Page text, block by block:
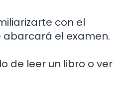
con el
el examen.
de leer un libro o ver